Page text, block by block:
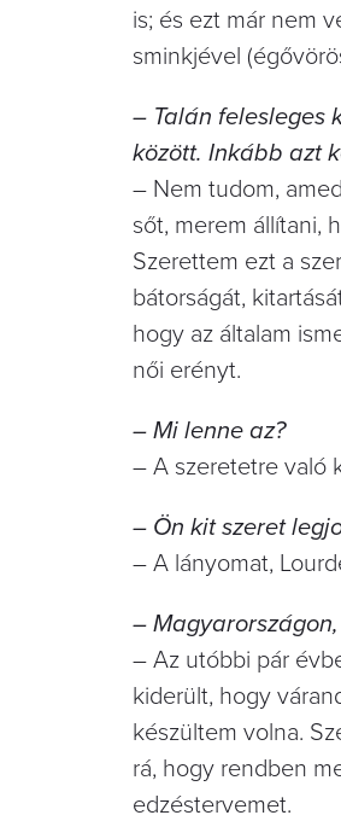
is; és ezt már nem
sminkjével
– Talán felesleges
között. Inkább azt
– Nem tudom,
sőt, merem állítani,
Szerettem ezt a
bátorságát,
hogy az általam
női erényt.
– Mi lenne az?
– A szeretetre való
– Ön kit szeret
– A lányomat,
–
– Az utóbbi pár
kiderült, hogy
készültem volna.
rá, hogy rendben
edzéstervemet.